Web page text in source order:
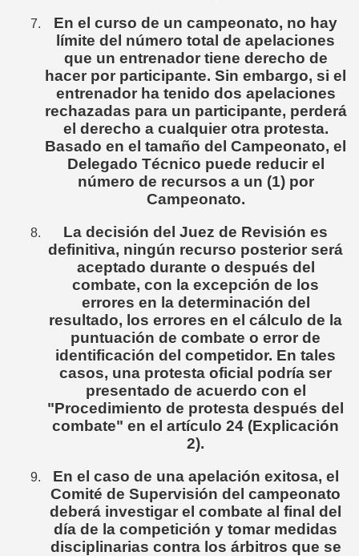
En el curso de un campeonato, no hay
límite del número total de apelaciones
que un entrenador tiene derecho de
hacer por participante. Sin embargo, si el
entrenador ha tenido dos apelaciones
rechazadas para un participante, perderá
el derecho a cualquier otra protesta.
Basado en el tamaño del Campeonato, el
Delegado Técnico puede reducir el
número de recursos a un (1) por
Campeonato.
La decisión del Juez de Revisión es
definitiva, ningún recurso posterior será
aceptado durante o después del
combate, con la excepción de los
errores en la determinación del
resultado, los errores en el cálculo de la
puntuación de combate o error de
identificación del competidor. En tales
casos, una protesta oficial podría ser
presentado de acuerdo con el
"Procedimiento de protesta después del
combate" en el artículo 24 (Explicación
2).
En el caso de una apelación exitosa, el
Comité de Supervisión del campeonato
deberá investigar el combate al final del
día de la competición y tomar medidas
disciplinarias contra los árbitros que se